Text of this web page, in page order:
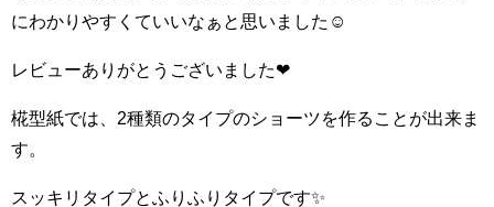
にわかりやすくていいなぁと思いました☺️
レビューありがとうございました❤
椛型紙では、2種類のタイプのショーツを作ることが出来ま
す。
スッキリタイプとふりふりタイプです✨